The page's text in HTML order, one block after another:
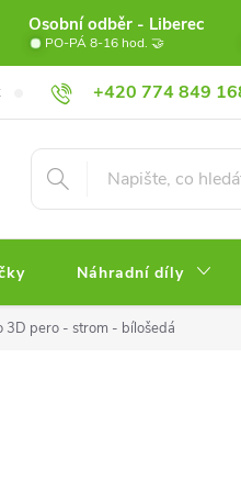
Osobní odběr - Liberec
PO-PÁ 8-16 hod. 🤝
+420 774 849
Doprava Věrnostní
Náhradní díly
3D pero - strom - bílošedá